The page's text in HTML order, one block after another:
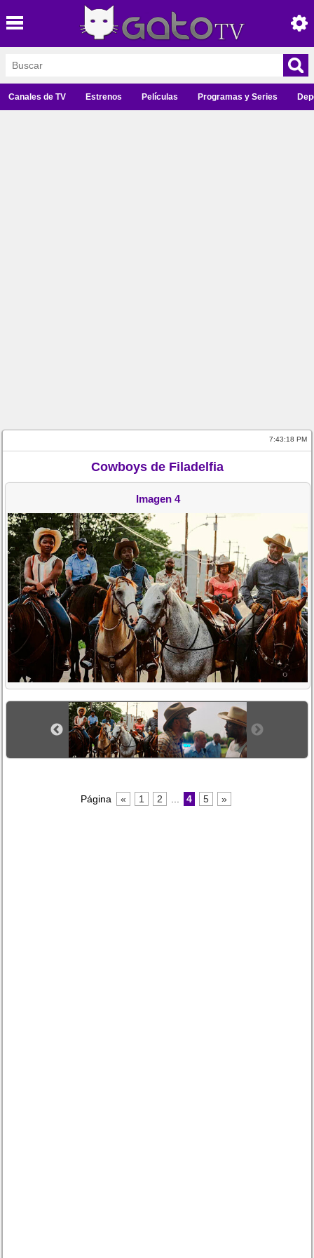
Canales de TV Estrenos Películas Programas y Series
7:43:18 PM
Cowboys de Filadelfia
Imagen 4
Página « 1 2 4 5 »